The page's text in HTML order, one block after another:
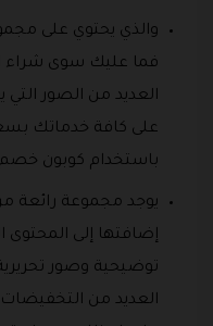
والذي يحتوي على
فما عليك سوى شراء
العديد من الصور
على كافة خدماتك
باستخدام كوبون
يوجد مجموعة رائعة
إضافتها إلى
توضيحية وصور
العديد من